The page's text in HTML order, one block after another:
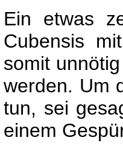
Ein etwas
Cubensis
somit
werden. Um
tun, sei
einem